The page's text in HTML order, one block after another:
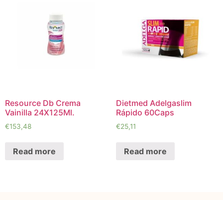
Resource Db Crema
Vainilla 24X125Ml.
€153,48
Read more
Dietmed Adelgaslim
Rápido 60Caps
€25,11
Read more